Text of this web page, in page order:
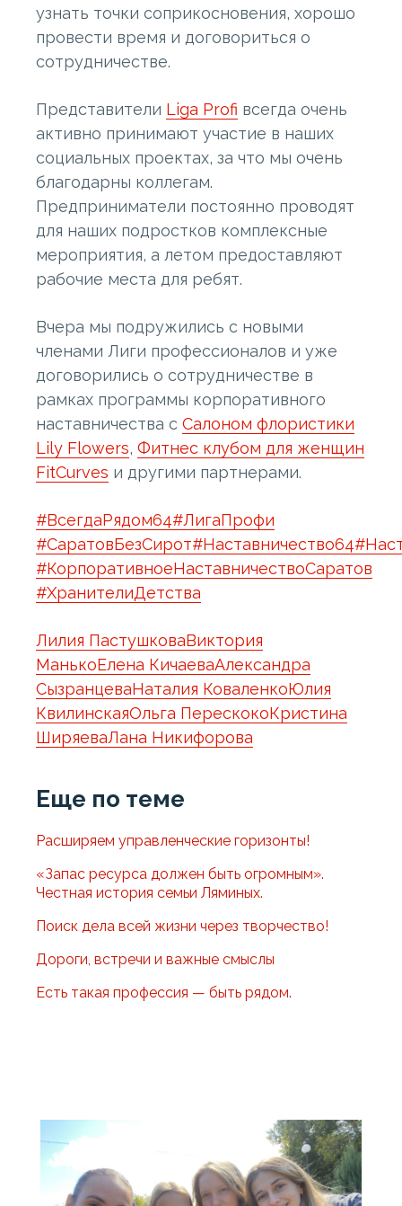
узнать точки соприкосновения, хорошо
провести время и договориться о
сотрудничестве.
Представители Liga Profi всегда очень
активно принимают участие в наших
социальных проектах, за что мы очень
благодарны коллегам.
Предприниматели постоянно проводят
для наших подростков комплексные
мероприятия, а летом предоставляют
рабочие места для ребят.
Вчера мы подружились с новыми
членами Лиги профессионалов и уже
договорились о сотрудничестве в
рамках программы корпоративного
наставничества с Салоном флористики
Lily Flowers, Фитнес клубом для женщин
FitCurves и другими партнерами.
#ВсегдаРядом64#ЛигаПрофи
#СаратовБезСирот#Наставничество64
#КорпоративноеНаставничествоСаратов
#ХранителиДетства
Лилия ПастушковаВиктория
МанькоЕлена КичаеваАлександра
СызранцеваНаталия КоваленкоЮлия
КвилинскаяОльга ПерескокоКристина
ШиряеваЛана Никифорова
Еще по теме
Расширяем управленческие горизонты!
«Запас ресурса должен быть огромным».
Честная история семьи Ляминых.
Поиск дела всей жизни через творчество!
Дороги, встречи и важные смыслы
Есть такая профессия — быть рядом.